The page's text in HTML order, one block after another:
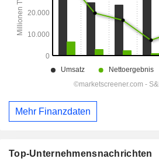
Mehr Finanzdaten
Top-Unternehmensnachrichten